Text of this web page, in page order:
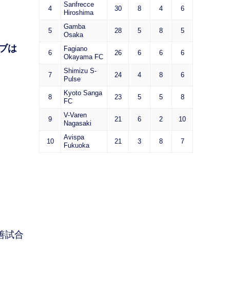
は
試合
4
Sanfrecce
Hiroshima
30 8 4 6
5
Gamba
Osaka
28 5 8 5
6
Fagiano
Okayama FC
26 6 6 6
7
Shimizu S-
Pulse
24 4 8 6
8
Kyoto Sanga
FC
23 5 5 8
9
V-Varen
Nagasaki
21 6 2 10
10
Avispa
Fukuoka
21 3 8 7